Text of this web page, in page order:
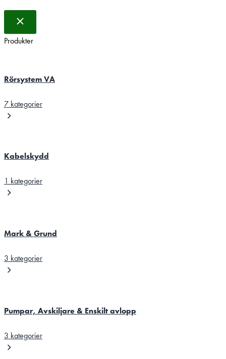
Produkter
Rörsystem VA
7 kategorier
Kabelskydd
1 kategorier
Mark & Grund
3 kategorier
Pumpar, Avskiljare & Enskilt avlopp
3 kategorier